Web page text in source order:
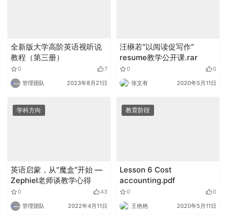
全新版大学高阶英语视听说
教程（第三册）
0 7
管理团队 2023年8月21日
汪楙若“以阅读促写作”
resume教学公开课.rar
0 0
张文有 2020年5月11日
学科方向
英语启蒙，从“魔盒”开始 —
Zephiel老师谈教学心得
0 43
管理团队 2022年4月11日
教育阶段
Lesson 6 Cost
accounting.pdf
0 0
王艳艳 2020年5月11日